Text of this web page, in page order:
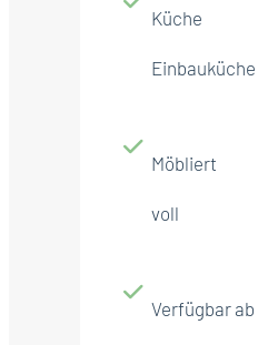
Küche
Einbauküche
Möbliert
voll
Verfügbar ab